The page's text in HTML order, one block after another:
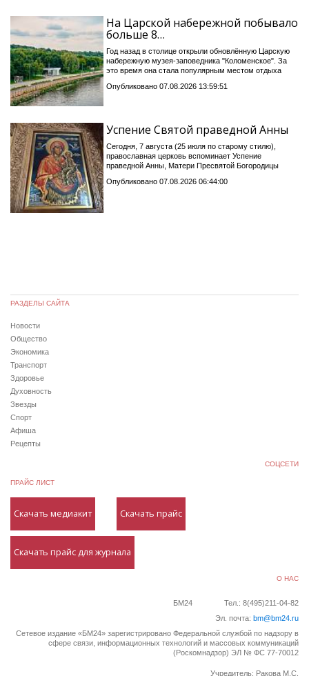
На Царской набережной побывало
больше 8…
Год назад в столице открыли обновлённую Царскую
набережную музея-заповедника "Коломенское". За
это время она стала популярным местом отдыха
Опубликовано 07.08.2026 13:59:51
Успение Святой праведной Анны
Сегодня, 7 августа (25 июля по старому стилю),
православная церковь вспоминает Успение
праведной Анны, Матери Пресвятой Богородицы
Опубликовано 07.08.2026 06:44:00
РАЗДЕЛЫ САЙТА
Новости
Общество
Экономика
Транспорт
Здоровье
Духовность
Звезды
Спорт
Афиша
Рецепты
СОЦСЕТИ
ПРАЙС ЛИСТ
Скачать медиакит Скачать прайс
Скачать прайс для журнала
О НАС
БМ24
Тел.: 8(495)211-04-82
Эл. почта: bm@bm24.ru
Сетевое издание «БМ24» зарегистрировано Федеральной службой по надзору в
сфере связи, информационных технологий и массовых коммуникаций
(Роскомнадзор) ЭЛ № ФС 77-70012
Учредитель: Ракова М.С.